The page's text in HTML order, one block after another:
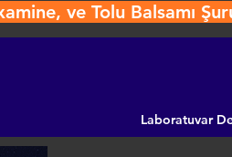
ve Tolu Balsamı
Laboratuvar